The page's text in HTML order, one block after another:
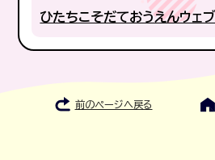
ひたちこそだておうえんウェブ
前のページへ戻る